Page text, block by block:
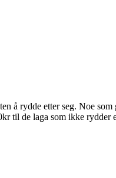
å rydde etter seg. Noe som
til de laga som ikke rydder